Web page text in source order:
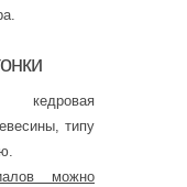
типу
можно